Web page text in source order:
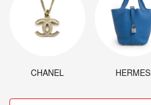
CHANEL HERMES